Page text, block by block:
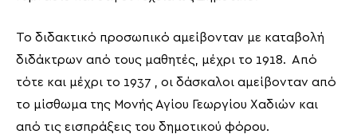
Το διδακτικό προσωπικό αμείβονταν με καταβολή
διδάκτρων από τους μαθητές, μέχρι το 1918. Από
τότε και μέχρι το 1937 , οι δάσκαλοι αμείβονταν από
το μίσθωμα της Μονής Αγίου Γεωργίου Χαδιών και
από τις εισπράξεις του δημοτικού φόρου.